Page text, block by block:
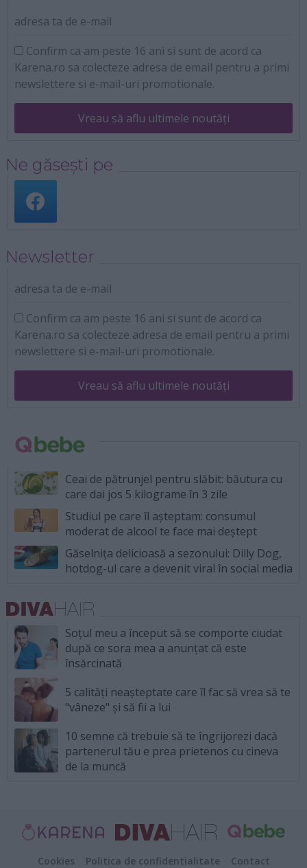
adresa ta de e-mail
Confirm ca am peste 16 ani si sunt de acord ca
Karena.ro sa colecteze adresa de email pentru a primi
newslettere si e-mail-uri promotionale.
Vreau să aflu ultimele noutăți
Ne găsești pe
Newsletter
adresa ta de e-mail
Confirm ca am peste 16 ani si sunt de acord ca
Karena.ro sa colecteze adresa de email pentru a primi
newslettere si e-mail-uri promotionale.
Vreau să aflu ultimele noutăți
Ceai de pătrunjel pentru slăbit: băutura cu
care dai jos 5 kilograme în 3 zile
Studiul pe care îl așteptam: consumul
moderat de alcool te face mai deștept
Găselnița delicioasă a sezonului: Dilly Dog,
hotdog-ul care a devenit viral în social media
Soțul meu a început să se comporte ciudat
după ce sora mea a anunțat că este
însărcinată
5 calități neașteptate care îl fac să vrea să te
"vâneze" și să fii a lui
10 semne că trebuie să te îngrijorezi dacă
partenerul tău e prea prietenos cu cineva
de la muncă
Cookies Politica de confidentialitate Contact